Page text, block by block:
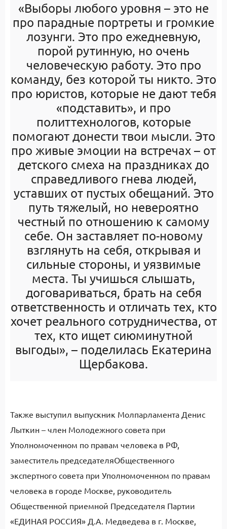
«Выборы любого уровня – это не
про парадные портреты и громкие
лозунги. Это про ежедневную,
порой рутинную, но очень
человеческую работу. Это про
команду, без которой ты никто. Это
про юристов, которые не дают тебя
«подставить», и про
политтехнологов, которые
помогают донести твои мысли. Это
про живые эмоции на встречах – от
детского смеха на праздниках до
справедливого гнева людей,
уставших от пустых обещаний. Это
путь тяжелый, но невероятно
честный по отношению к самому
себе. Он заставляет по-новому
взглянуть на себя, открывая и
сильные стороны, и уязвимые
места. Ты учишься слышать,
договариваться, брать на себя
ответственность и отличать тех, кто
хочет реального сотрудничества, от
тех, кто ищет сиюминутной
выгоды», – поделилась Екатерина
Щербакова.
Также выступил выпускник Молпарламента Денис
Лыткин – член Молодежного совета при
Уполномоченном по правам человека в РФ,
заместитель председателяОбщественного
экспертного совета при Уполномоченном по правам
человека в городе Москве, руководитель
Общественной приемной Председателя Партии
«ЕДИНАЯ РОССИЯ» Д.А. Медведева в г. Москве,